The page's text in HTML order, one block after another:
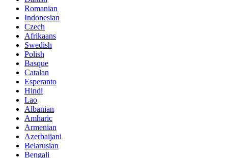
Romanian
Indonesian
Czech
Afrikaans
Swedish
Polish
Basque
Catalan
Esperanto
Hindi
Lao
Albanian
Amharic
Armenian
Azerbaijani
Belarusian
Bengali